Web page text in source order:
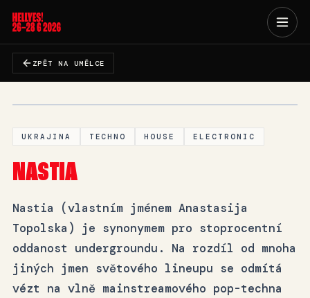
ZPĚT NA UMĚLCE
YOUTUBE
NASTIA LIVE
UKRAJINA TECHNO HOUSE ELECTRONIC
NASTIA
Nastia (vlastním jménem Anastasija
Topolska) je synonymem pro stoprocentní
oddanost undergroundu. Na rozdíl od mnoha
jiných jmen světového lineupu se odmítá
vézt na vlně mainstreamového pop-techna